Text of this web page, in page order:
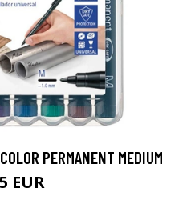
PERMANENT MEDIUM
EUR